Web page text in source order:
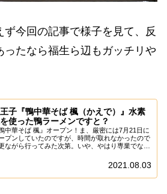
ず今回の記事で様子を見て、反
ったなら福生ら辺もガッチリや
子『鴨中華そば 楓（かえで）』水素
使った鴨ラーメンですと？
鴨中華そば 楓』オープン！ま、厳密には7月21日に
プンしていたのですが、時間が取れなかったので
ながら行ってみた次第。いや、やはり専業でない
って話になりますが、こればっかりは仕方ない...
2021.08.03